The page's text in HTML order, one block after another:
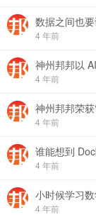
数据之间也
4 年前
神州邦邦以
4 年前
神州邦邦荣
4 年前
谁能想到
4 年前
小时候学习
4 年前